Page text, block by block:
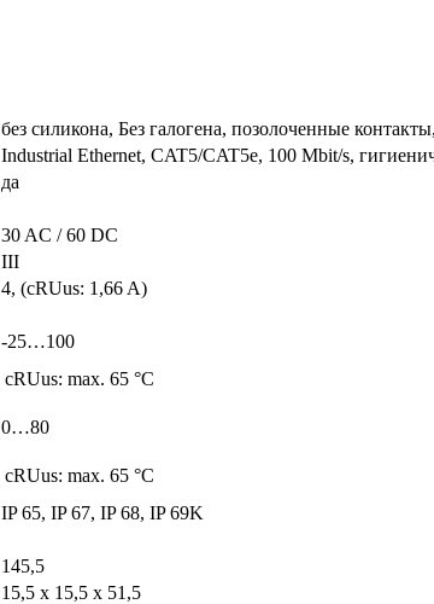
без силикона, Без галогена, позолоченные
Industrial Ethernet, CAT5/CAT5e, 100 Mbit/s,
да
30 AC / 60 DC
III
4, (cRUus: 1,66 A)
-25…100
cRUus: max. 65 °C
0…80
cRUus: max. 65 °C
IP 65, IP 67, IP 68, IP 69K
145,5
15,5 x 15,5 x 51,5